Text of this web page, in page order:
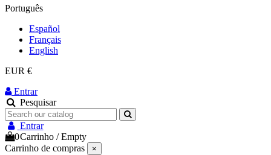
Português
Español
Français
English
EUR €
Entrar
Pesquisar
Entrar
0Carrinho /Empty
Carrinho de compras
×